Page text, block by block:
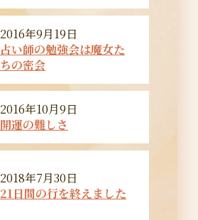
2016年9月19日
占い師の勉強会は魔女た
ちの密会
2016年10月9日
開運の難しさ
2018年7月30日
21日間の行を終えました